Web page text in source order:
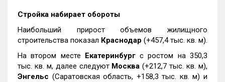
Стройка набирает обороты
Наибольший прирост объемов жилищного
строительства показал Краснодар (+457,4 тыс. кв. м).
На втором месте Екатеринбургс ростом на 350,3
тыс. кв. м, далее следуют Москва (+212,7 тыс. кв. м),
Энгельс (Саратовская область, +158,3 тыс. кв. м) и